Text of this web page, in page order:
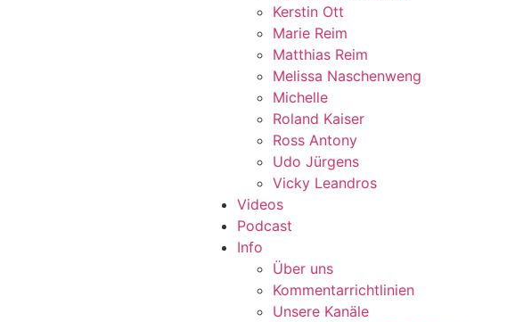
Kerstin Ott
Marie Reim
Matthias Reim
Melissa Naschenweng
Michelle
Roland Kaiser
Ross Antony
Udo Jürgens
Vicky Leandros
Videos
Podcast
Info
Über uns
Kommentarrichtlinien
Unsere Kanäle